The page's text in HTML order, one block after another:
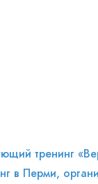
тренинг
в Перми,